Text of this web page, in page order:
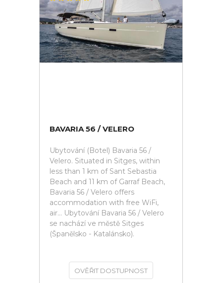
BAVARIA 56 / VELERO
Ubytování (Botel) Bavaria 56 /
Velero. Situated in Sitges, within
less than 1 km of Sant Sebastia
Beach and 11 km of Garraf Beach,
Bavaria 56 / Velero offers
accommodation with free WiFi,
air... Ubytování Bavaria 56 / Velero
se nachází ve městě Sitges
(Španělsko - Katalánsko).
OVĚŘIT DOSTUPNOST